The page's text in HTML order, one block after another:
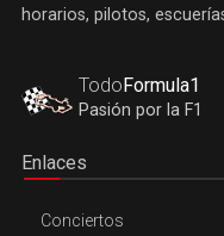
horarios, pilotos,
TodoFormula1
Pasión por la F1
Enlaces
Conciertos